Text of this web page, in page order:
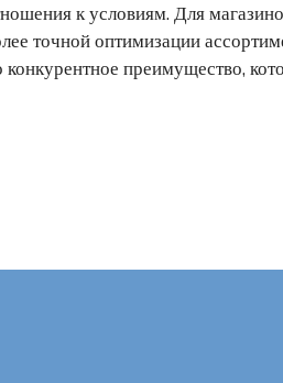
к условиям. Для
точной оптимизации
преимущество,